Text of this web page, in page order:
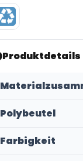
Produktdetails
Polybeutel
Farbigkeit